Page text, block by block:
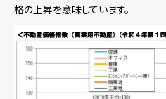
格の上昇を意味しています。